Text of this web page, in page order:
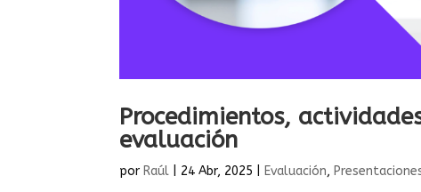
Procedimientos,
evaluación
por Raúl 24 Abr, 2025 Evaluación,